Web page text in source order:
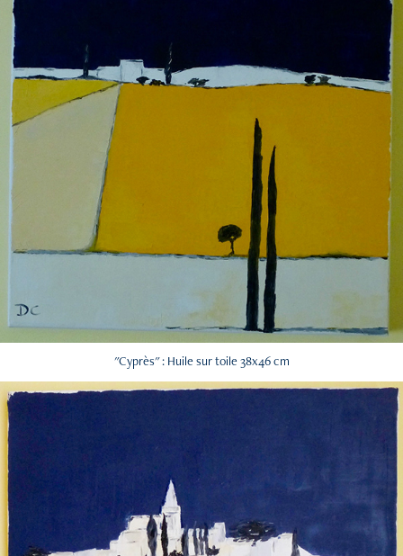
"Cyprès" : Huile sur toile 38x46 cm